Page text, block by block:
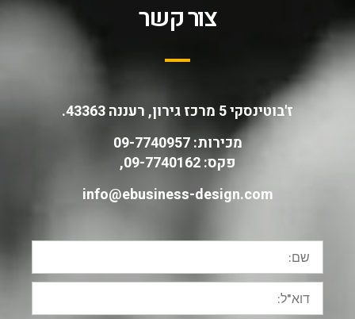
צור קשר
ז'בוטינסקי 5 מרכז גירון, רעננה 43363.
מכירות: 09-7740957
פקס: 09-7740162,
info@ebusiness-design.com
שם:
דוא"ל: